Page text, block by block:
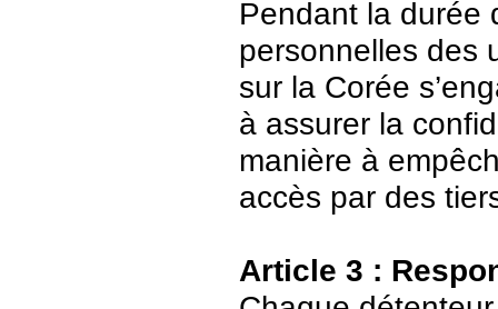
Pendant la durée
personnelles des
sur la Corée
à assurer la
manière à
accès par des
Article 3 :